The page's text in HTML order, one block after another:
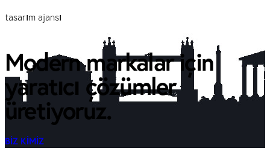
tasarım ajansı
Modern markalar için
yaratıcı çözümler
üretiyoruz.
BIZ KIMIZ